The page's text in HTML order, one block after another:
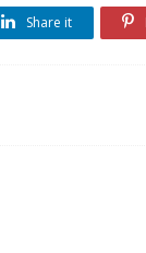
Share it